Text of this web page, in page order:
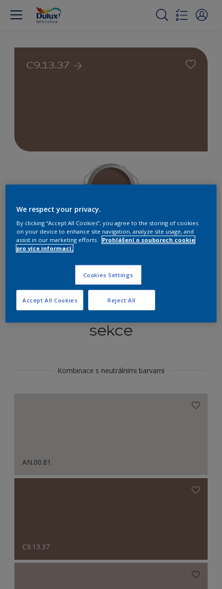
C9.13.37
Najít výrobek v tomto odstínu
Koordinovat barevné
sekce
Kombinace s neutrálními barvami
AN.00.81
C9.13.37
We respect your privacy.
By clicking “Accept All Cookies”, you agree to the storing of cookies
on your device to enhance site navigation, analyze site usage, and
assist in our marketing efforts.
Prohlášení o souborech cookie
pro více informací.
Cookies Settings
Reject All
Accept All Cookies